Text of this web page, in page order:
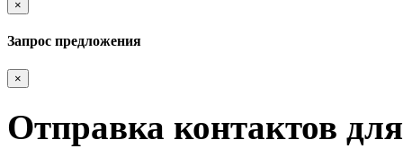
×
Запрос предложения
×
Отправка контактов